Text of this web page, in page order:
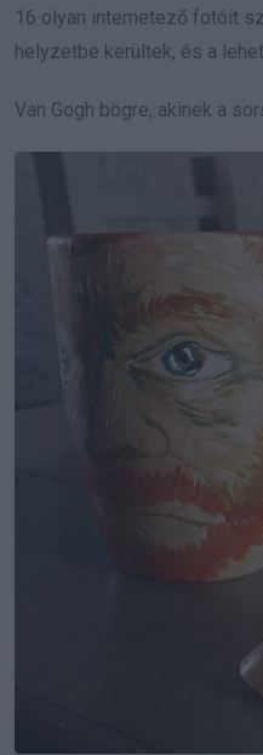
16 olyan internetező fotóit
helyzetbe kerültek, és a
Van Gogh bögre, akinek a